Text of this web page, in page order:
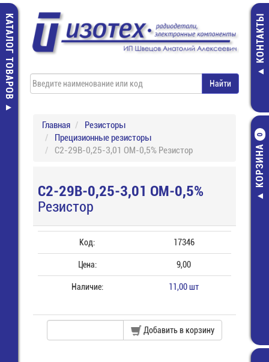
КАТАЛОГ ТОВАРОВ КОНТАКТЫ
КОРЗИНА
0
Главная
Резисторы
Прецизионные резисторы
С2-29В-0,25-3,01 ОМ-0,5% Резистор
С2-29В-0,25-3,01 ОМ-0,5%
Резистор
Код: 17346
Цена: 9,00
Наличие: 11,00 шт
Добавить в корзину